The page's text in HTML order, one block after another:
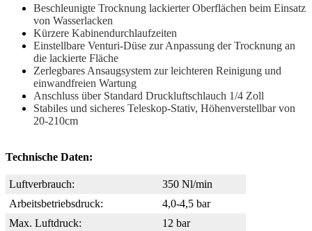
Beschleunigte Trocknung lackierter Oberflächen beim Einsatz
von Wasserlacken
Kürzere Kabinendurchlaufzeiten
Einstellbare Venturi-Düse zur Anpassung der Trocknung an
die lackierte Fläche
Zerlegbares Ansaugsystem zur leichteren Reinigung und
einwandfreien Wartung
Anschluss über Standard Druckluftschlauch 1/4 Zoll
Stabiles und sicheres Teleskop-Stativ, Höhenverstellbar von
20-210cm
Technische Daten:
Luftverbrauch:
350 Nl/min
Arbeitsbetriebsdruck:
4,0-4,5 bar
Max. Luftdruck:
12 bar